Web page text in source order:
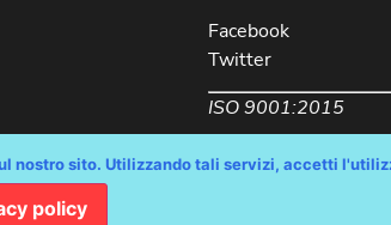
Facebook
Twitter
ISO 9001:2015
Technologies Srl /
nostro sito. Utilizzando tali servizi, accetti
policy